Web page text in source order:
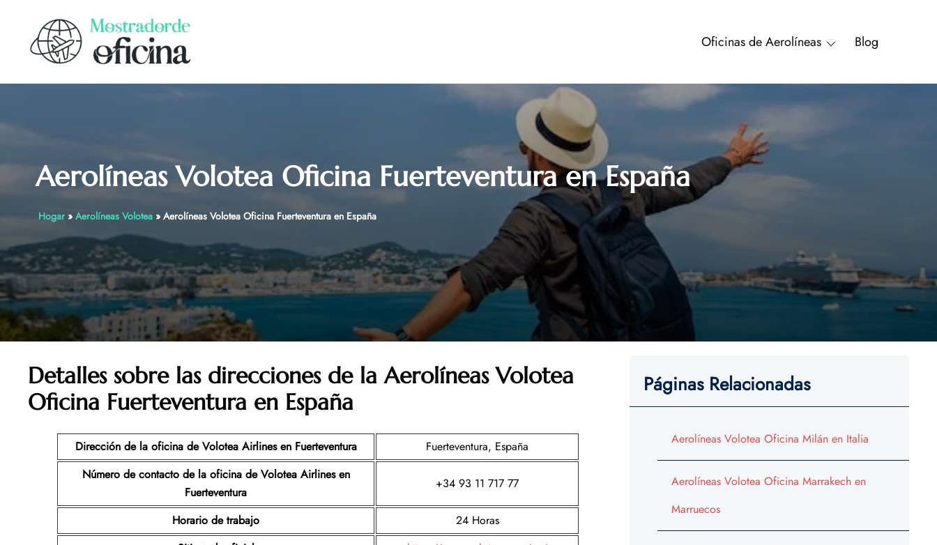
content
Oficinas de Aerolíneas Blog
Aerolíneas Volotea Oficina Fuerteventura en España
Hogar» Aerolíneas Volotea» Aerolíneas Volotea Oficina Fuerteventura en España
Detalles sobre las direcciones de la Aerolíneas Volotea
Oficina Fuerteventura en España
Dirección de la oficina de Volotea Airlines en Fuerteventura
Fuerteventura, España
Número de contacto de la oficina de Volotea Airlines en
Fuerteventura
+34 93 11 717 77
Horario de trabajo
24 Horas
Páginas Relacionadas
Aerolíneas Volotea Oficina Milán en Italia
Aerolíneas Volotea Oficina Marrakech en
Marruecos